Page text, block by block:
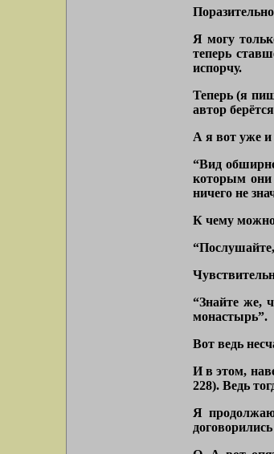
Я могу
теперь
испорчу.
Теперь (я
автор
А я вот уже и
“Вид
которым они
ничего не
К чему можно
“Знайте же,
монастырь”.
Вот ведь
И в этом,
228). Ведь
Я